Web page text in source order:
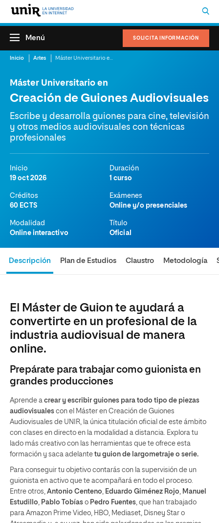
SOLICITA INFORMACIÓN
Menú
Inicio Artes
Máster Universitario en
Creación de Guiones Audiovisuales
Escribe y desarrolla guiones para cine, televisión
y otros medios audiovisuales con técnicas
profesionales
Inicio
19 oct 2026
Duración
1 curso
Créditos
60 ECTS
Exámenes
Online y/o presenciales
Modalidad
Online interactivo
Título
Oficial
Descripción Plan de Estudios Claustro Metodología
El Máster de Guion te ayudará a
convertirte en un profesional de la
industria audiovisual de manera
online.
Prepárate para trabajar como guionista en
grandes producciones
Aprende a crear y escribir guiones para todo tipo de piezas
audiovisuales con el Máster en Creación de Guiones
Audiovisuales de UNIR, la única titulación oficial de este ámbito
con clases en directo en la modalidad a distancia. Explora tu
lado más creativo con las herramientas que te ofrece esta
formación y saca adelante tu guion de largometraje o serie.
Para conseguir tu objetivo contarás con la supervisión de un
guionista en activo que te acompañará en todo el proceso.
Entre otros, Antonio Centeno, Eduardo Giménez Rojo, Manuel
Estudillo, Pablo Tobías o Pedro Fuentes, que han trabajado
para Amazon Prime Video, HBO, Mediaset, Disney Star o